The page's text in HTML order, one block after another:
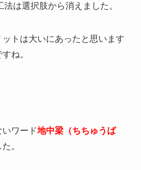
は選択肢から消えました。
トは大いにあったと思います
ね。
いワード地中梁（ちちゅうば
。